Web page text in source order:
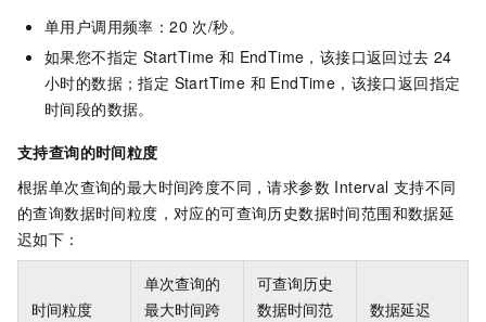
单用户调用频率：20 次/秒。
如果您不指定 StartTime 和 EndTime，该接口返回过去 24
小时的数据；指定 StartTime 和 EndTime，该接口返回指定
时间段的数据。
支持查询的时间粒度
根据单次查询的最大时间跨度不同，请求参数 Interval 支持不同
的查询数据时间粒度，对应的可查询历史数据时间范围和数据延
迟如下：
时间粒度
单次查询的
最大时间跨
可查询历史
数据时间范
数据延迟